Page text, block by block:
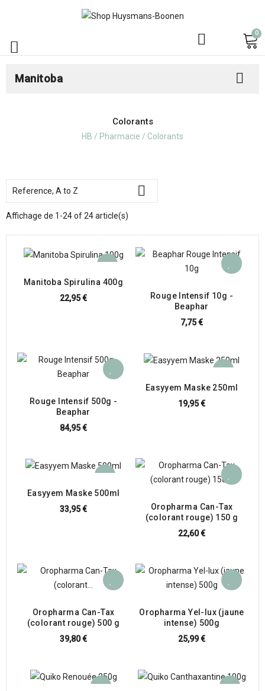

0

Manitoba 
Colorants
HB Pharmacie Colorants
Reference, A to Z 
Affichage de 1-24 of 24 article(s)
Manitoba Spirulina 400g
22,95 €
Rouge Intensif 10g -
Beaphar
7,75 €
Rouge Intensif 500g -
Beaphar
84,95 €
Easyyem Maske 250ml
19,95 €
Easyyem Maske 500ml
33,95 €
Oropharma Can-Tax
(colorant rouge) 150 g
22,60 €
Oropharma Can-Tax
(colorant rouge) 500 g
39,80 €
Oropharma Yel-lux (jaune
intense) 500g
25,99 €